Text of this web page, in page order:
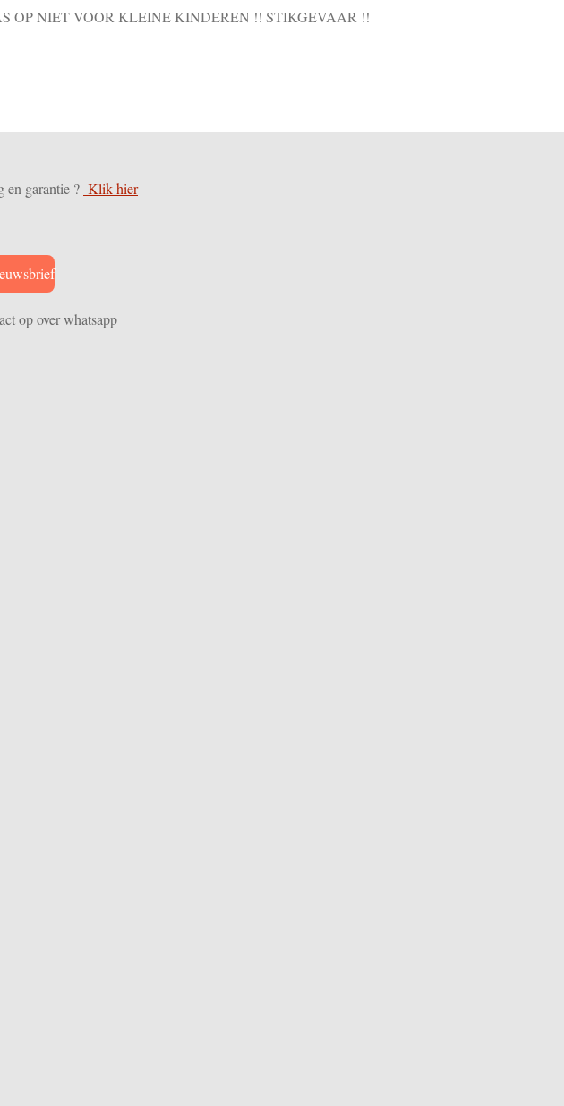
OP NIET VOOR KLEINE KINDEREN !! STIKGEVAAR !!
en garantie ? Klik hier
op over whatsapp